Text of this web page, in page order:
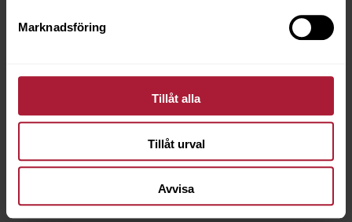
Marknadsföring
Tillåt alla
Tillåt urval
Avvisa
UNDERSPÄNNING